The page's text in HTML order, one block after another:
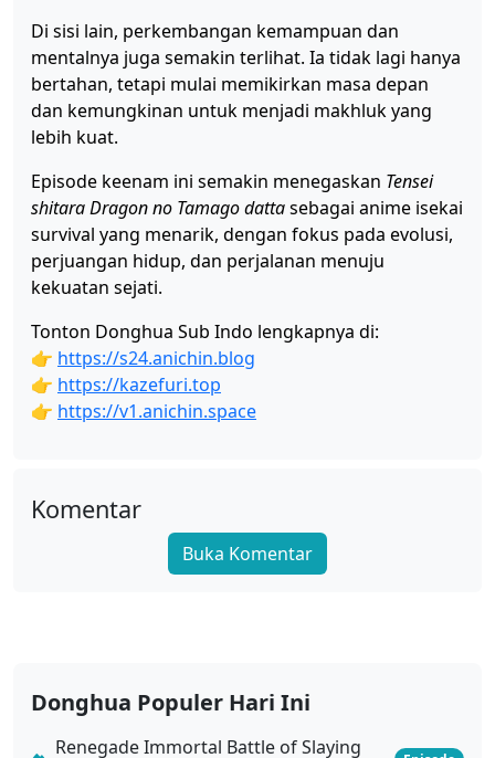
Di sisi lain, perkembangan kemampuan dan
mentalnya juga semakin terlihat. Ia tidak lagi hanya
bertahan, tetapi mulai memikirkan masa depan
dan kemungkinan untuk menjadi makhluk yang
lebih kuat.
Episode keenam ini semakin menegaskan Tensei
shitara Dragon no Tamago dattasebagai anime isekai
survival yang menarik, dengan fokus pada evolusi,
perjuangan hidup, dan perjalanan menuju
kekuatan sejati.
Tonton Donghua Sub Indo lengkapnya di:
👉 https://s24.anichin.blog
👉 https://kazefuri.top
👉 https://v1.anichin.space
Komentar
Buka Komentar
Donghua Populer Hari Ini
Renegade Immortal Battle of Slaying